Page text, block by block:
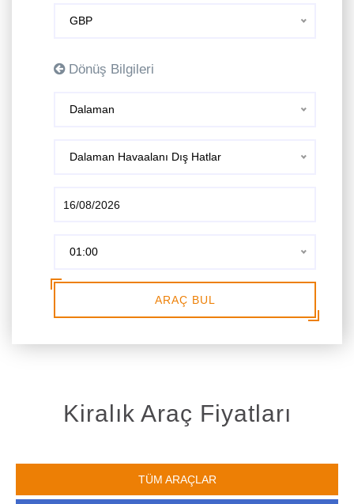
GBP
Dönüş Bilgileri
Dalaman
Dalaman Havaalanı Dış Hatlar
01:00
ARAÇ BUL
Kiralık Araç Fiyatları
TÜM ARAÇLAR